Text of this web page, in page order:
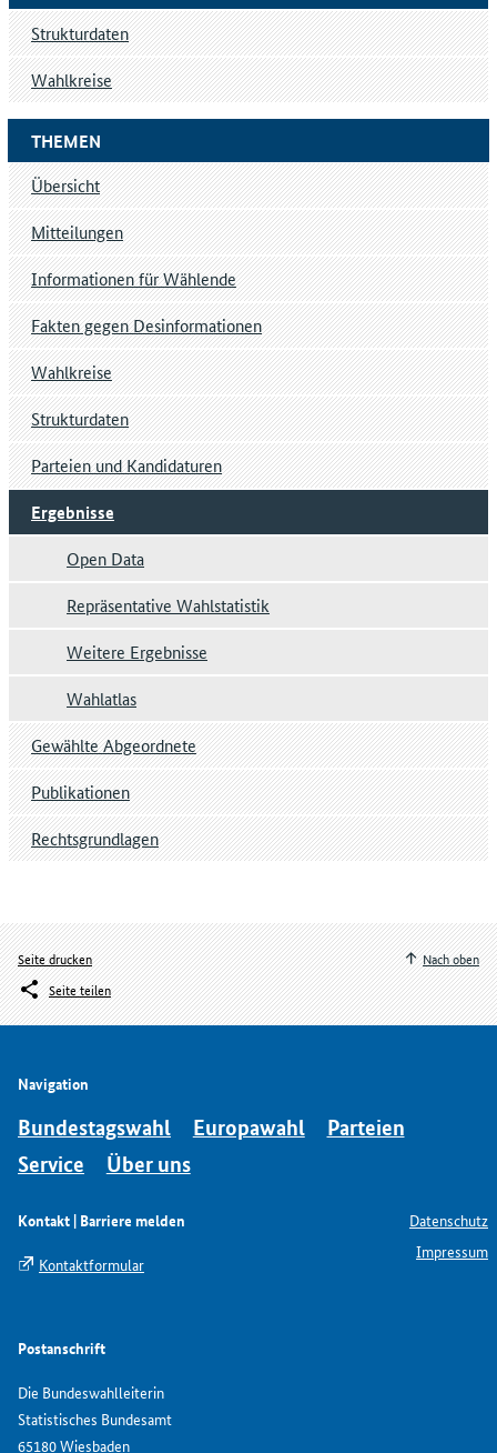
THEMEN
Übersicht
Mitteilungen
Informationen für Wählende
Fakten gegen Desinformationen
Wahlkreise
Strukturdaten
Parteien und Kandidaturen
Ergebnisse
Open Data
Repräsentative Wahlstatistik
Weitere Ergebnisse
Wahlatlas
Gewählte Abgeordnete
Publikationen
Rechtsgrundlagen
Strukturdaten
Wahlkreise
Seite drucken
Seite teilen
Nach oben
Navigation
Bundestagswahl Europawahl
Parteien
Service
Über uns
Kontakt | Barriere melden
Kontaktformular
Postanschrift
Die Bundeswahlleiterin
Statistisches Bundesamt
65180 Wiesbaden
Datenschutz
Impressum